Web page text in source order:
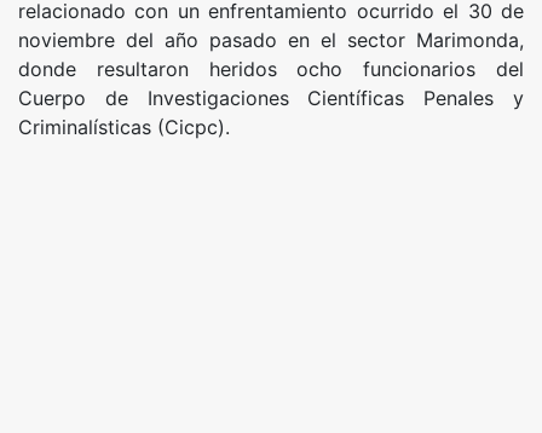
relacionado con un enfrentamiento ocurrido el 30 de
noviembre del año pasado en el sector Marimonda,
donde resultaron heridos ocho funcionarios del
Cuerpo de Investigaciones Científicas Penales y
Criminalísticas (Cicpc).